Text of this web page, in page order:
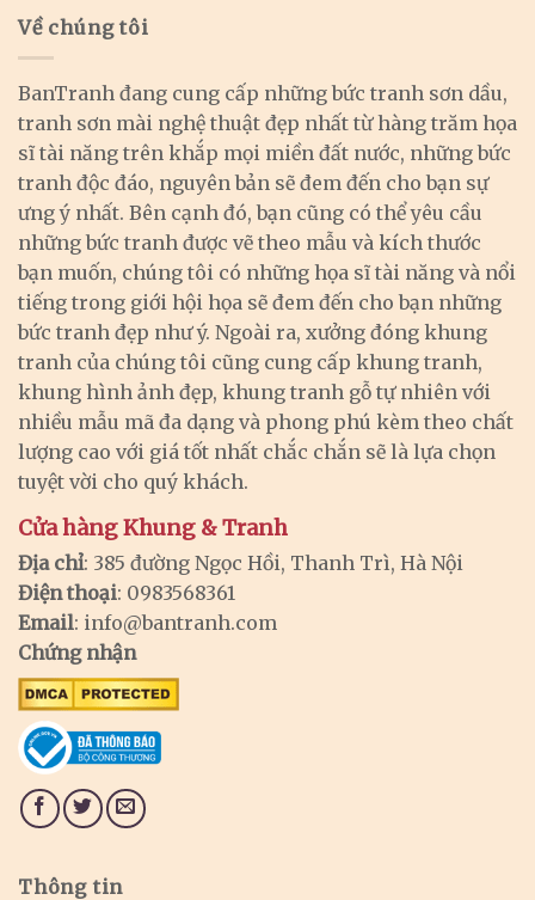
Về chúng tôi
BanTranh đang cung cấp những bức tranh sơn dầu,
tranh sơn mài nghệ thuật đẹp nhất từ hàng trăm họa
sĩ tài năng trên khắp mọi miền đất nước, những bức
tranh độc đáo, nguyên bản sẽ đem đến cho bạn sự
ưng ý nhất. Bên cạnh đó, bạn cũng có thể yêu cầu
những bức tranh được vẽ theo mẫu và kích thước
bạn muốn, chúng tôi có những họa sĩ tài năng và nổi
tiếng trong giới hội họa sẽ đem đến cho bạn những
bức tranh đẹp như ý. Ngoài ra, xưởng đóng khung
tranh của chúng tôi cũng cung cấp khung tranh,
khung hình ảnh đẹp, khung tranh gỗ tự nhiên với
nhiều mẫu mã đa dạng và phong phú kèm theo chất
lượng cao với giá tốt nhất chắc chắn sẽ là lựa chọn
tuyệt vời cho quý khách.
Cửa hàng Khung & Tranh
Địa chỉ: 385 đường Ngọc Hồi, Thanh Trì, Hà Nội
Điện thoại: 0983568361
Email: info@bantranh.com
Chứng nhận
Thông tin